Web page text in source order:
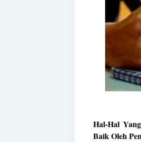
Hal-Hal
Baik Oleh